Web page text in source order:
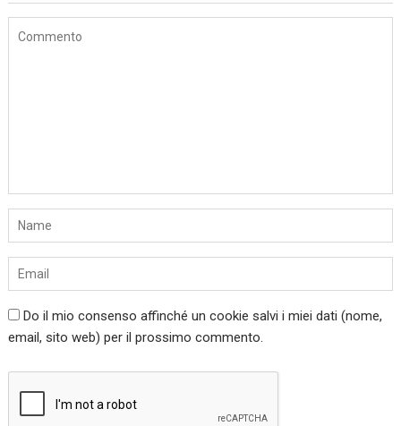
Do il mio consenso affinché un cookie salvi i miei dati (nome,
email, sito web) per il prossimo commento.